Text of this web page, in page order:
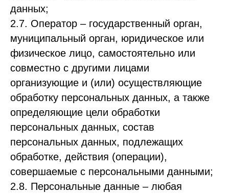
данных;
2.7. Оператор – государственный орган,
муниципальный орган, юридическое или
физическое лицо, самостоятельно или
совместно с другими лицами
организующие и (или) осуществляющие
обработку персональных данных, а также
определяющие цели обработки
персональных данных, состав
персональных данных, подлежащих
обработке, действия (операции),
совершаемые с персональными данными;
2.8. Персональные данные – любая